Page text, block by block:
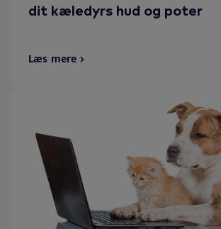
dit kæledyrs hud og poter
Læs mere